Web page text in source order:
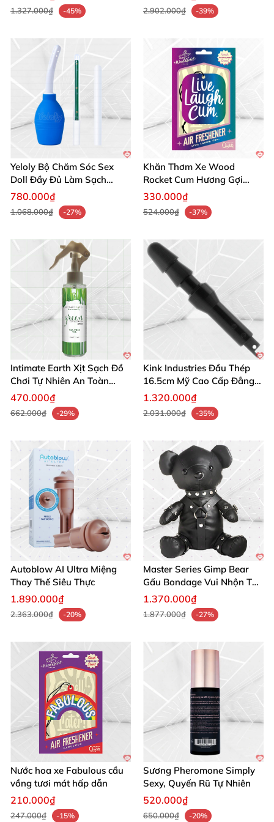
1.327.000₫ -45% 2.902.000₫ -39%
Yeloly Bộ Chăm Sóc Sex
Doll Đầy Đủ Làm Sạch
Nhanh Tiết Kiệm
780.000₫
1.068.000₫ -27%
Khăn Thơm Xe Wood
Rocket Cum Hương Gợi
Tình Nồng
330.000₫
524.000₫ -37%
Intimate Earth Xịt Sạch Đồ
Chơi Tự Nhiên An Toàn
Hoàn Hảo
470.000₫
662.000₫ -29%
Kink Industries Đầu Thép
16.5cm Mỹ Cao Cấp Đẳng
Cấp
1.320.000₫
2.031.000₫ -35%
Autoblow AI Ultra Miệng
Thay Thế Siêu Thực
1.890.000₫
2.363.000₫ -20%
Master Series Gimp Bear
Gấu Bondage Vui Nhộn Táo
Bạo
1.370.000₫
1.877.000₫ -27%
Nước hoa xe Fabulous cầu
vồng tươi mát hấp dẫn
210.000₫
247.000₫ -15%
Sương Pheromone Simply
Sexy, Quyến Rũ Tự Nhiên
520.000₫
650.000₫ -20%